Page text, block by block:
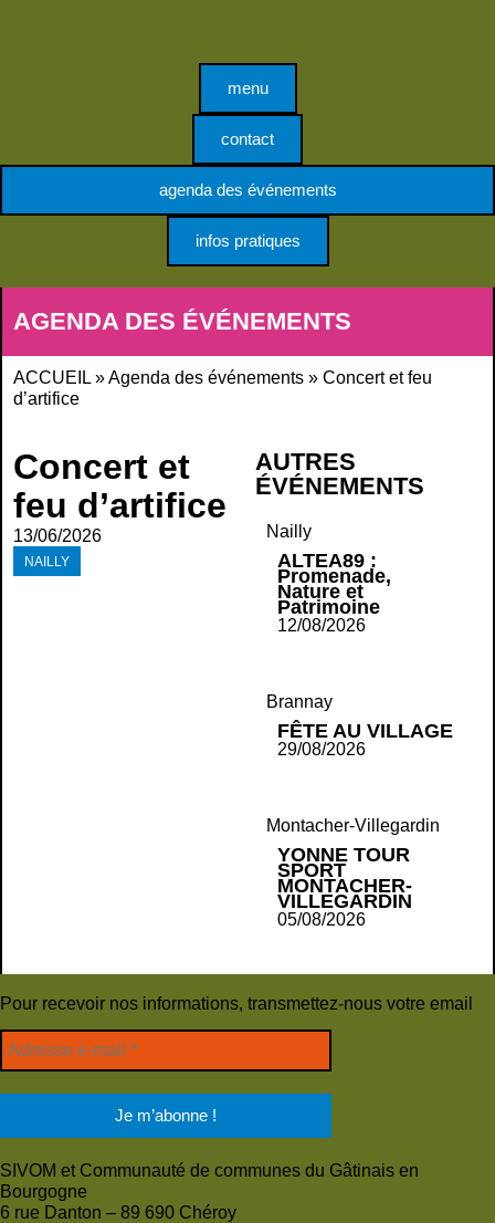
menu
contact
agenda des événements
infos pratiques
AGENDA DES ÉVÉNEMENTS
ACCUEIL »Agenda des événements » Concert et feu
d’artifice
Concert et
feu d’artifice
13/06/2026
NAILLY
AUTRES
ÉVÉNEMENTS
Nailly
ALTEA89 :
Promenade,
Nature et
Patrimoine
12/08/2026
Brannay
FÊTE AU VILLAGE
29/08/2026
Montacher-Villegardin
YONNE TOUR
SPORT
MONTACHER-
VILLEGARDIN
05/08/2026
Pour recevoir nos informations, transmettez-nous votre email
SIVOM et Communauté de communes du Gâtinais en
Bourgogne
6 rue Danton – 89 690 Chéroy